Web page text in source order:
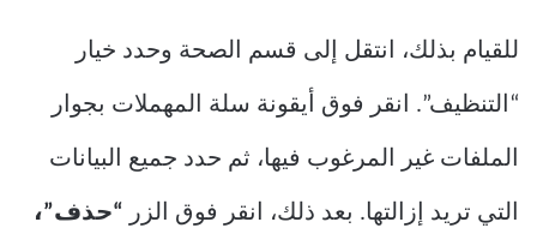
للقيام بذلك، انتقل إلى قسم الصحة وحدد خيار
“التنظيف”. انقر فوق أيقونة سلة المهملات بجوار
الملفات غير المرغوب فيها، ثم حدد جميع البيانات
التي تريد إزالتها. بعد ذلك، انقر فوق الزر “حذف”،